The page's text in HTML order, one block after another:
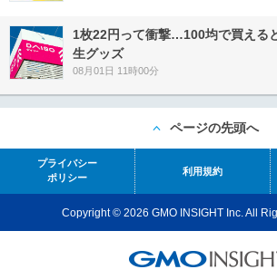
1枚22円って衝撃…100均で買える
生グッズ
08月01日 11時00分
ページの先頭へ
プライバシー
ポリシー
利用規約
Copyright © 2026 GMO INSIGHT Inc. All